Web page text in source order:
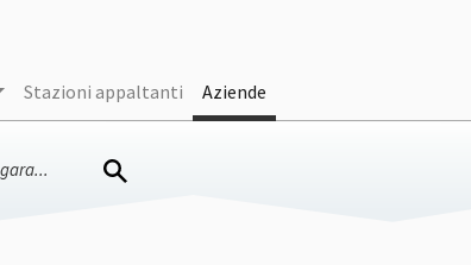
Stazioni appaltanti Aziende